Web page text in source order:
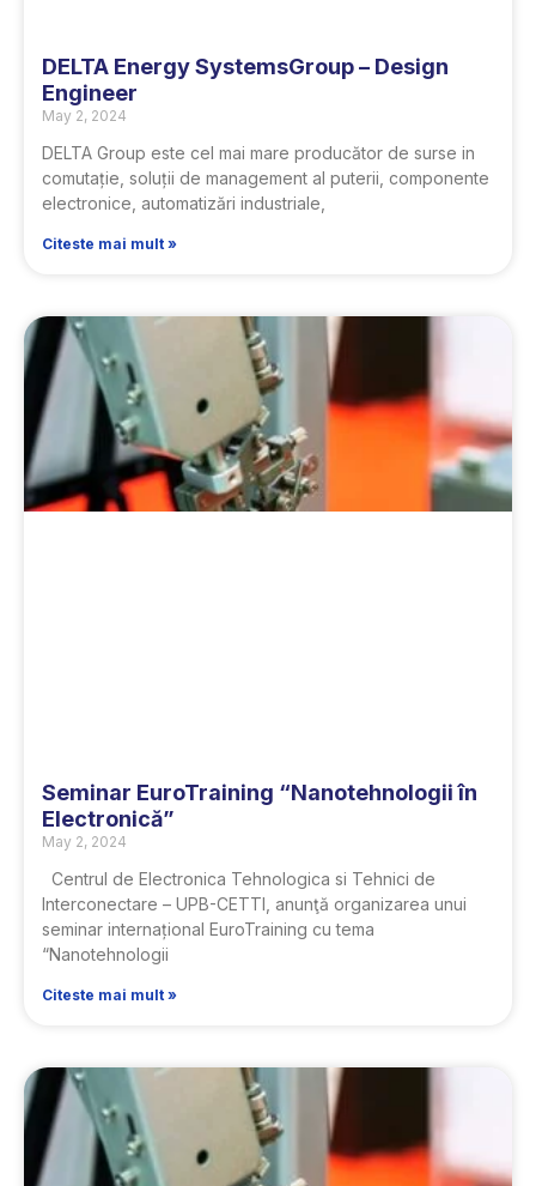
DELTA Energy SystemsGroup – Design
Engineer
May 2, 2024
DELTA Group este cel mai mare producător de surse in
comutație, soluții de management al puterii, componente
electronice, automatizări industriale,
Citeste mai mult »
Seminar EuroTraining “Nanotehnologii în
Electronică”
May 2, 2024
Centrul de Electronica Tehnologica si Tehnici de
Interconectare – UPB-CETTI, anunţă organizarea unui
seminar internațional EuroTraining cu tema
“Nanotehnologii
Citeste mai mult »